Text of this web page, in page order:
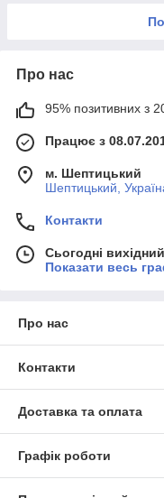
Про нас
95% позитивних з 20
Працює з
м. Шептицький
Шептицький,
Контакти
Сьогодні вихідний
Показати весь
Про нас
Контакти
Доставка та оплата
Графік роботи